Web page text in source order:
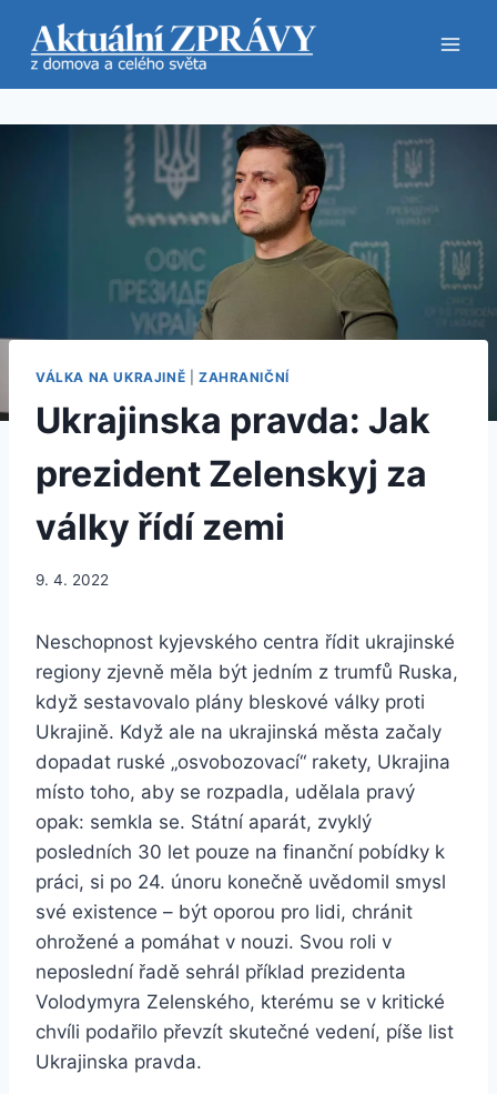
obsah
VÁLKA NA UKRAJINĚ ZAHRANIČNÍ
Ukrajinska pravda: Jak
prezident Zelenskyj za
války řídí zemi
9. 4. 2022
Neschopnost kyjevského centra řídit ukrajinské
regiony zjevně měla být jedním z trumfů Ruska,
když sestavovalo plány bleskové války proti
Ukrajině. Když ale na ukrajinská města začaly
dopadat ruské „osvobozovací“ rakety, Ukrajina
místo toho, aby se rozpadla, udělala pravý
opak: semkla se. Státní aparát, zvyklý
posledních 30 let pouze na finanční pobídky k
práci, si po 24. únoru konečně uvědomil smysl
své existence – být oporou pro lidi, chránit
ohrožené a pomáhat v nouzi. Svou roli v
neposlední řadě sehrál příklad prezidenta
Volodymyra Zelenského, kterému se v kritické
chvíli podařilo převzít skutečné vedení, píše list
Ukrajinska pravda.